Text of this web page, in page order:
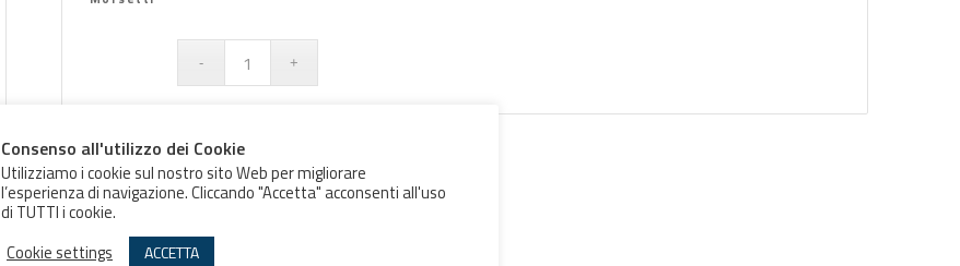
Aggiungi al preventivo
Informazioni aggiuntive
Consenso all'utilizzo dei Cookie
Utilizziamo i cookie sul nostro sito Web per migliorare
l’esperienza di navigazione. Cliccando "Accetta" acconsenti all'uso
di TUTTI i cookie.
Cookie settings
ACCETTA